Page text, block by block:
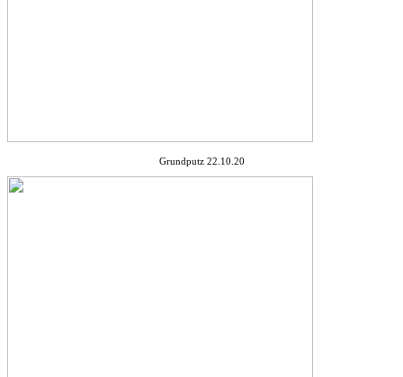
Grundputz 22.10.20